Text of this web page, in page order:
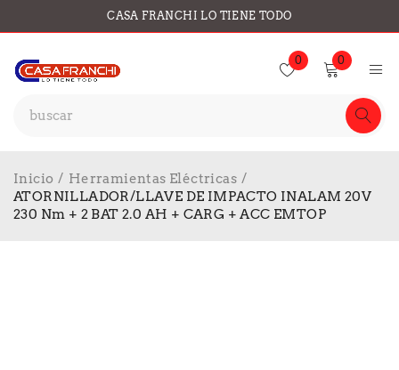
CASA FRANCHI LO TIENE TODO
0 0
Inicio / Herramientas Eléctricas /
ATORNILLADOR/LLAVE DE IMPACTO INALAM 20V
230 Nm + 2 BAT 2.0 AH + CARG + ACC EMTOP